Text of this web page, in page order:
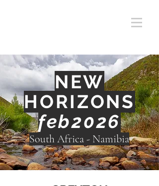
NEW
HORIZONS
feb2026
South Africa - Namibia